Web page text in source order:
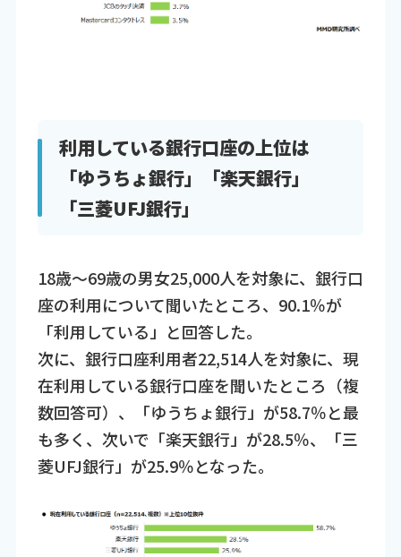
利用している銀行口座の上位は
「ゆうちょ銀行」「楽天銀行」
「三菱UFJ銀行」
18歳～69歳の男女25,000人を対象に、銀行口
座の利用について聞いたところ、90.1％が
「利用している」と回答した。
次に、銀行口座利用者22,514人を対象に、現
在利用している銀行口座を聞いたところ（複
数回答可）、「ゆうちょ銀行」が58.7％と最
も多く、次いで「楽天銀行」が28.5％、「三
菱UFJ銀行」が25.9％となった。